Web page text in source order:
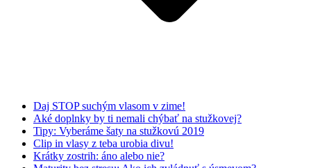
Daj STOP suchým vlasom v zime!
Aké doplnky by ti nemali chýbať na stužkovej?
Tipy: Vyberáme šaty na stužkovú 2019
Clip in vlasy z teba urobia divu!
Krátky zostrih: áno alebo nie?